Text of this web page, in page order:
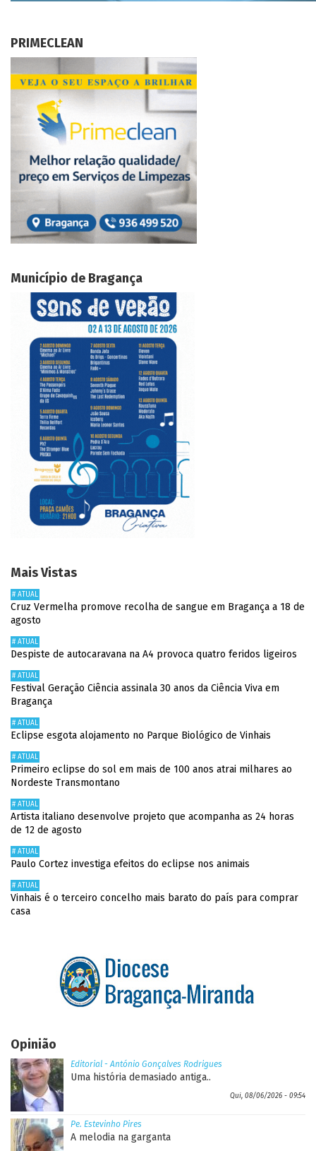
PRIMECLEAN
Município de Bragança
Mais Vistas
# ATUAL
Cruz Vermelha promove recolha de sangue em Bragança a 18 de
agosto
# ATUAL
Despiste de autocaravana na A4 provoca quatro feridos ligeiros
# ATUAL
Festival Geração Ciência assinala 30 anos da Ciência Viva em
Bragança
# ATUAL
Eclipse esgota alojamento no Parque Biológico de Vinhais
# ATUAL
Primeiro eclipse do sol em mais de 100 anos atrai milhares ao
Nordeste Transmontano
# ATUAL
Artista italiano desenvolve projeto que acompanha as 24 horas
de 12 de agosto
# ATUAL
Paulo Cortez investiga efeitos do eclipse nos animais
# ATUAL
Vinhais é o terceiro concelho mais barato do país para comprar
casa
Opinião
Editorial - António Gonçalves Rodrigues
Uma história demasiado antiga..
Qui, 08/06/2026 - 09:54
Pe. Estevinho Pires
A melodia na garganta